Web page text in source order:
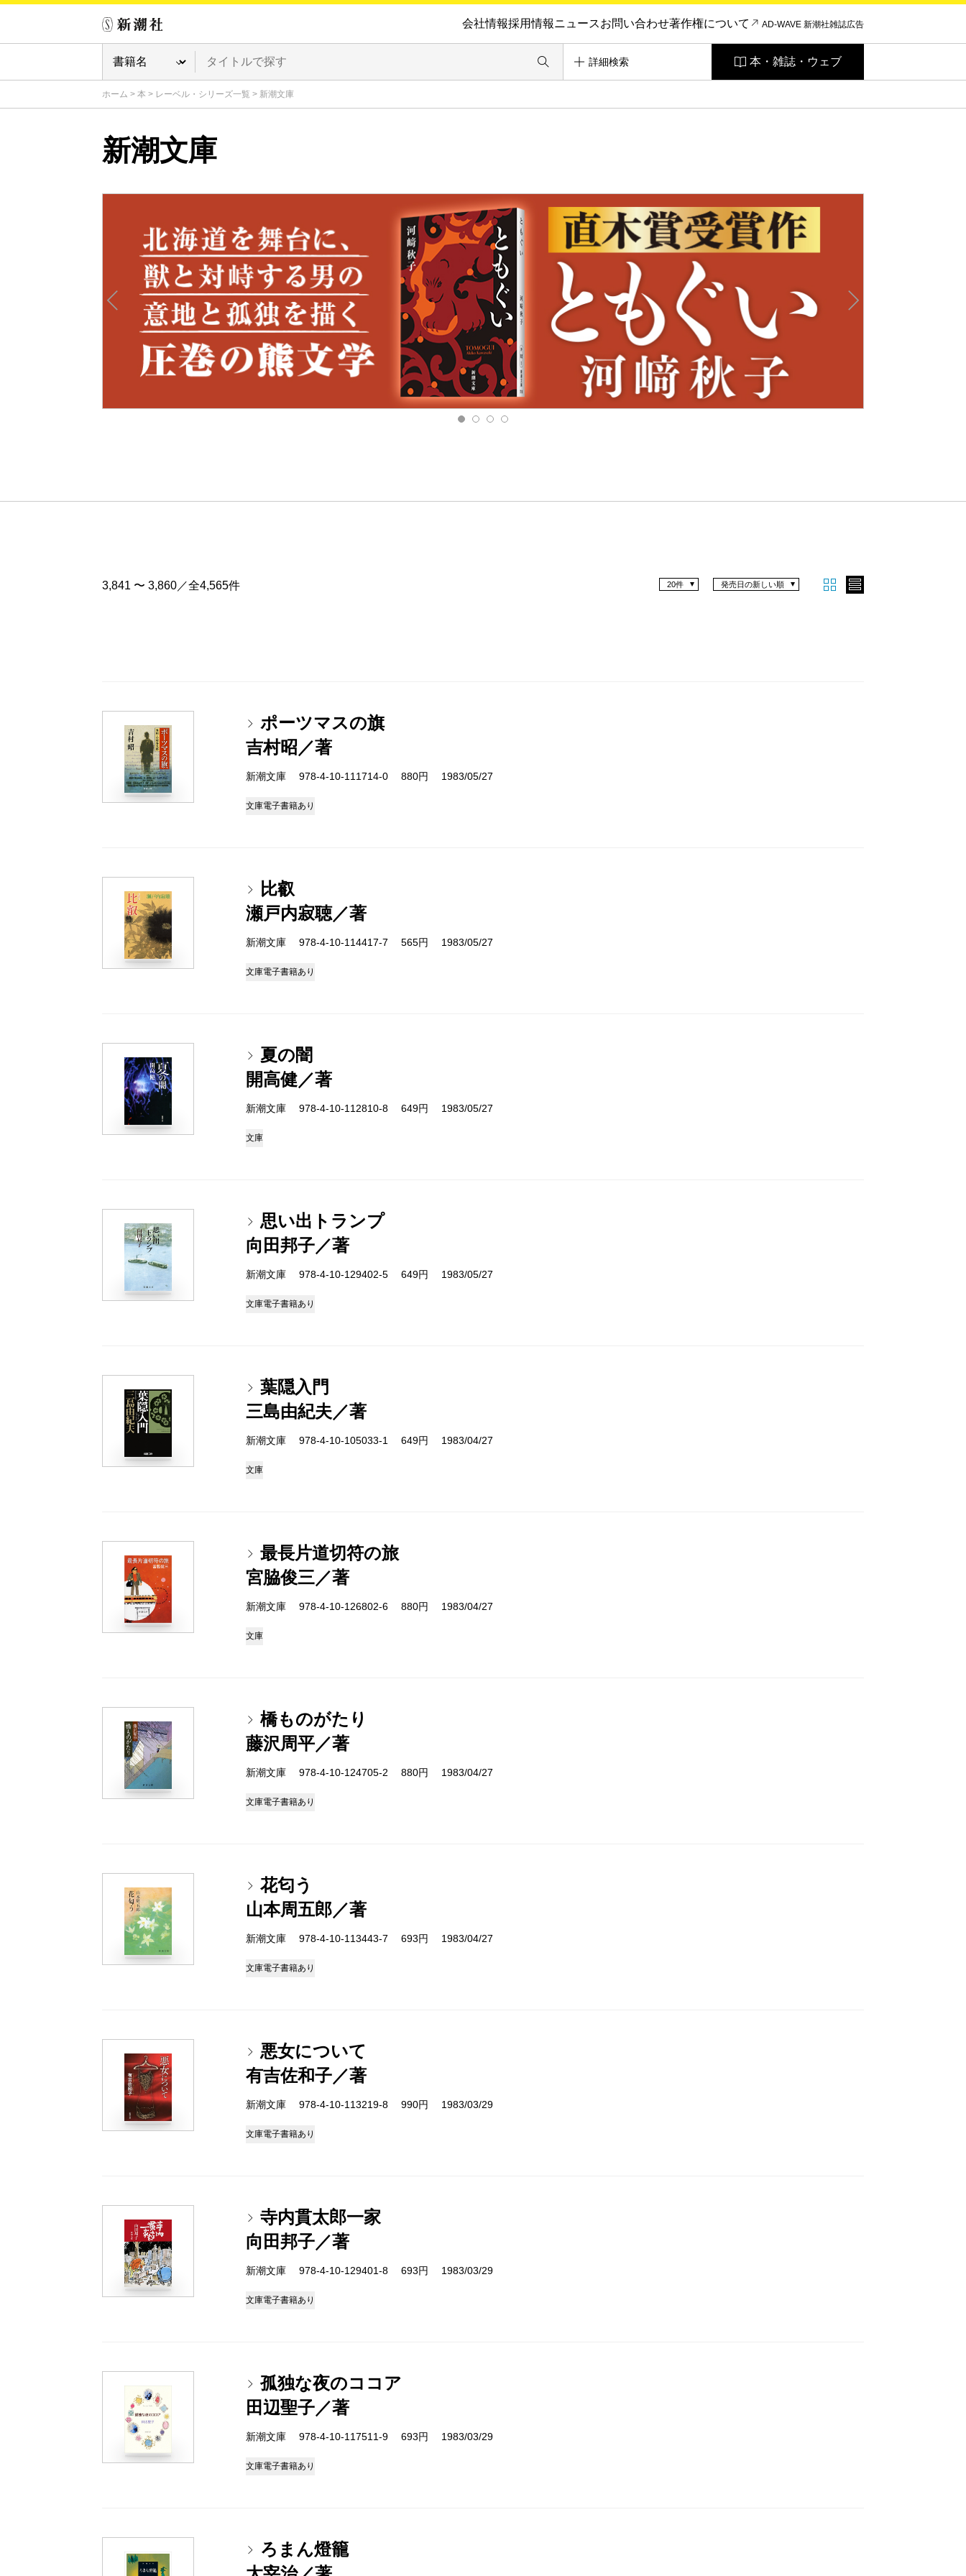
会社情報採用情報ニュースお問い合わせ著作権について AD-WAVE 新潮社雑誌広告
詳細検索 本・雑誌・ウェブ
ホーム > 本 > レーベル・シリーズ一覧 > 新潮文庫
新潮文庫
3,841 〜 3,860／全4,565件 発売日の新しい順
20件
ポーツマスの旗
吉村昭／著
新潮文庫 978-4-10-111714-0 880円 1983/05/27
文庫電子書籍あり
比叡
瀬戸内寂聴／著
新潮文庫 978-4-10-114417-7 565円 1983/05/27
文庫電子書籍あり
夏の闇
開高健／著
新潮文庫 978-4-10-112810-8 649円 1983/05/27
文庫
思い出トランプ
向田邦子／著
新潮文庫 978-4-10-129402-5 649円 1983/05/27
文庫電子書籍あり
葉隠入門
三島由紀夫／著
新潮文庫 978-4-10-105033-1 649円 1983/04/27
文庫
最長片道切符の旅
宮脇俊三／著
新潮文庫 978-4-10-126802-6 880円 1983/04/27
文庫
橋ものがたり
藤沢周平／著
新潮文庫 978-4-10-124705-2 880円 1983/04/27
文庫電子書籍あり
花匂う
山本周五郎／著
新潮文庫 978-4-10-113443-7 693円 1983/04/27
文庫電子書籍あり
悪女について
有吉佐和子／著
新潮文庫 978-4-10-113219-8 990円 1983/03/29
文庫電子書籍あり
寺内貫太郎一家
向田邦子／著
新潮文庫 978-4-10-129401-8 693円 1983/03/29
文庫電子書籍あり
孤独な夜のココア
田辺聖子／著
新潮文庫 978-4-10-117511-9 693円 1983/03/29
文庫電子書籍あり
ろまん燈籠